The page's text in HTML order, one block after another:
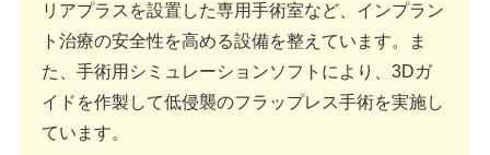
リアプラスを設置した専用手術室など、インプラン
ト治療の安全性を高める設備を整えています。ま
た、手術用シミュレーションソフトにより、3Dガ
イドを作製して低侵襲のフラップレス手術を実施し
ています。